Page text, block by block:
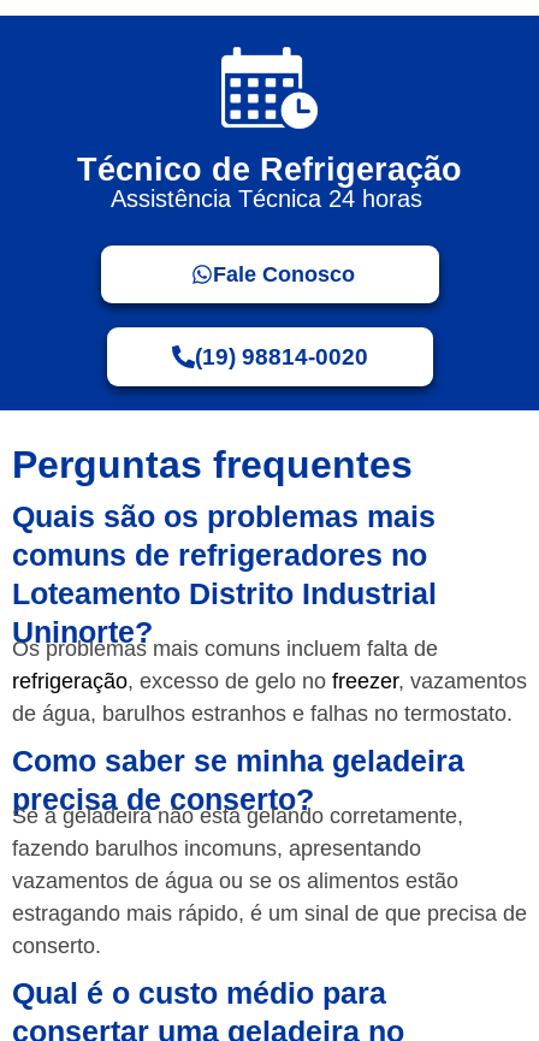
Técnico de Refrigeração
Assistência Técnica 24 horas
Fale Conosco
(19) 98814-0020
Perguntas frequentes
Quais são os problemas mais
comuns de refrigeradores no
Loteamento Distrito Industrial
Uninorte?
Os problemas mais comuns incluem falta de
refrigeração, excesso de gelo no freezer, vazamentos
de água, barulhos estranhos e falhas no termostato.
Como saber se minha geladeira
precisa de conserto?
Se a geladeira não está gelando corretamente,
fazendo barulhos incomuns, apresentando
vazamentos de água ou se os alimentos estão
estragando mais rápido, é um sinal de que precisa de
conserto.
Qual é o custo médio para
consertar uma geladeira no